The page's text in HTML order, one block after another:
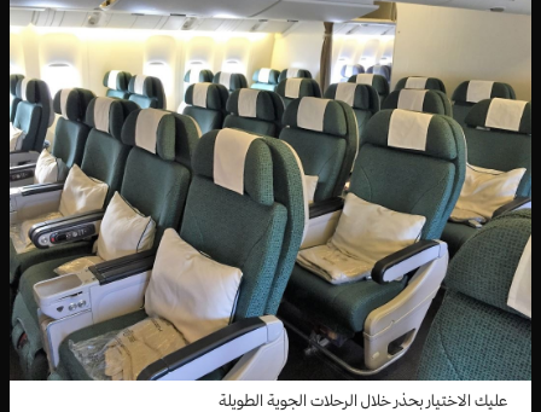
عليك الاختيار بحذر خلال الرحلات الجوية الطويلة